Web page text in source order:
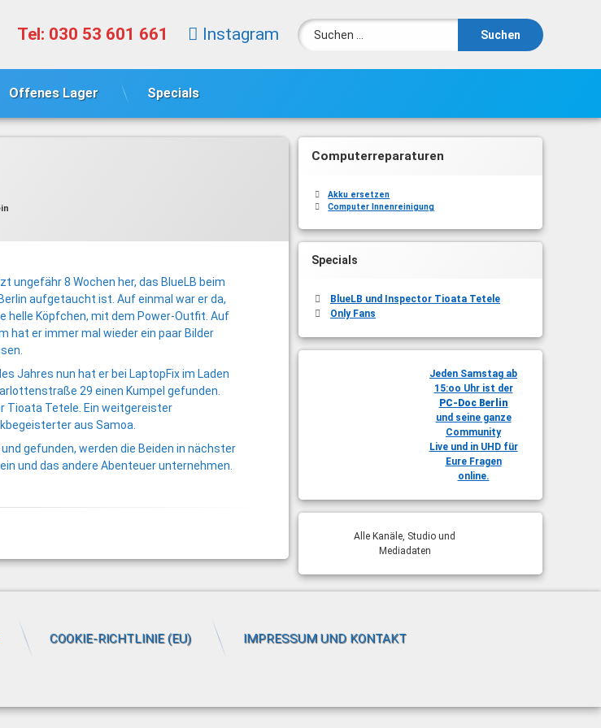
Tel: 030 53 601 661 Instagram
Suchen nach:
Offenes Lager Specials
ungefähr 8 Wochen her, das BlueLB beim
aufgetaucht ist. Auf einmal war er da,
helle Köpfchen, mit dem Power-Outfit. Auf
hat er immer mal wieder ein paar Bilder
Jahres nun hat er bei LaptopFix im Laden
29 einen Kumpel gefunden.
Tioata Tetele. Ein weitgereister
aus Samoa.
gefunden, werden die Beiden in nächster
und das andere Abenteuer unternehmen.
Computerreparaturen
Akku ersetzen
Computer Innenreinigung
Specials
BlueLB und Inspector Tioata Tetele
Only Fans
Jeden Samstag ab
15:oo Uhr ist der
PC-Doc Berlin
und seine ganze
Community
Live und in UHD für
Eure Fragen
online.
Alle Kanäle, Studio und
Mediadaten
COOKIE-RICHTLINIE (EU) IMPRESSUM UND KONTAKT